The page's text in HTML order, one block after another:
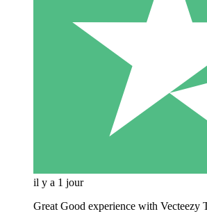
il y a 1 jour
Great Good experience with Vecteezy